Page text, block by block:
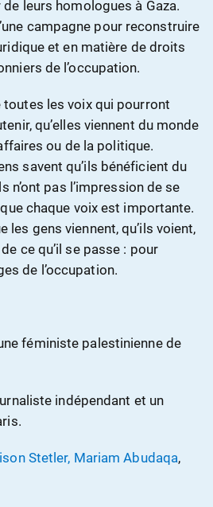
leurs homologues à Gaza.
campagne pour reconstruire
et en matière de droits
de l’occupation.
toutes les voix qui pourront
qu’elles viennent du monde
ou de la politique.
savent qu’ils bénéficient du
n’ont pas l’impression de se
chaque voix est importante.
les gens viennent, qu’ils voient,
ce qu’il se passe : pour
de l’occupation.
féministe palestinienne de
indépendant et un
Stetler, Mariam Abudaqa,